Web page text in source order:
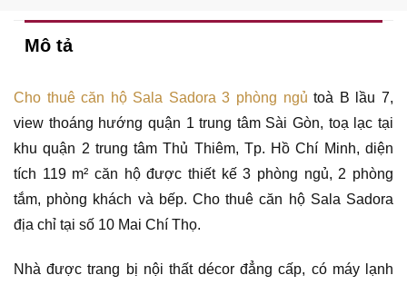
Mô tả
Cho thuê căn hộ Sala Sadora 3 phòng ngủ toà B lầu 7,
view thoáng hướng quận 1 trung tâm Sài Gòn, toạ lạc tại
khu quận 2 trung tâm Thủ Thiêm, Tp. Hồ Chí Minh, diện
tích 119 m² căn hộ được thiết kế 3 phòng ngủ, 2 phòng
tắm, phòng khách và bếp. Cho thuê căn hộ Sala Sadora
địa chỉ tại số 10 Mai Chí Thọ.
Nhà được trang bị nội thất décor đẳng cấp, có máy lạnh